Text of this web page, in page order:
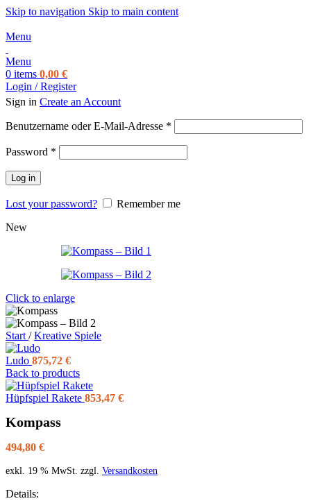
Skip to navigation Skip to main content
Menu
Menu
0 items 0,00 €
Login / Register
Sign in Create an Account
Benutzername oder E-Mail-Adresse *
Password *
Log in
Lost your password?
Remember me
New
Click to enlarge
Start / Kreative Spiele
Ludo 875,72 €
Back to products
Hüpfspiel Rakete 853,47 €
Kompass
494,80 €
exkl. 19 % MwSt. zzgl. Versandkosten
Details: